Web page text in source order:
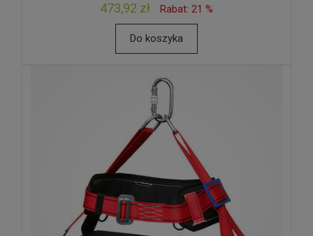
473,92 zł Rabat: 21 %
Do koszyka